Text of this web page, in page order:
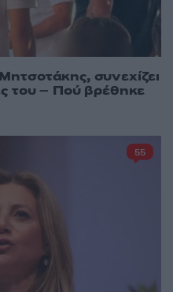
συνεχίζει
του – Πού βρέθηκε
55